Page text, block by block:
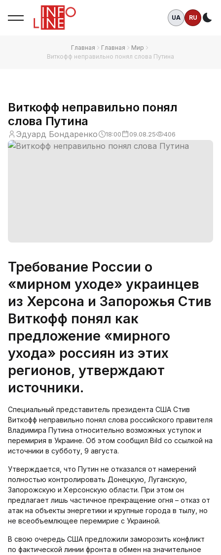
UA RU
Главная Главная
Мир
Виткофф неправильно понял слова Путина
Виткофф неправильно понял
слова Путина
Эдуард Бондаренко 18:00 09.08.25 406
Требование России о
«мирном уходе» украинцев
из Херсона и Запорожья Стив
Виткофф понял как
предложение «мирного
ухода» россиян из этих
регионов, утверждают
источники.
Специальный представитель президента США Стив
Виткофф неправильно понял слова российского правителя
Владимира Путина относительно возможных уступок и
перемирия в Украине. Об этом сообщил Bild со ссылкой на
источники в субботу, 9 августа.
Утверждается, что Путин не отказался от намерений
полностью контролировать Донецкую, Луганскую,
Запорожскую и Херсонскую области. При этом он
предлагает лишь частичное прекращение огня – отказ от
атак на объекты энергетики и крупные города в тылу, но
не всеобъемлющее перемирие с Украиной.
В свою очередь США предложили заморозить конфликт
по фактической линии фронта в обмен на значительное